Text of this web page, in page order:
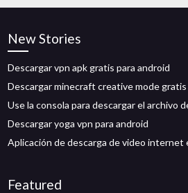
New Stories
Descargar vpn apk gratis para android
Descargar minecraft creative mode gratis
Use la consola para descargar el archivo
Descargar yoga vpn para android
Aplicación de descarga de video internet
Featured